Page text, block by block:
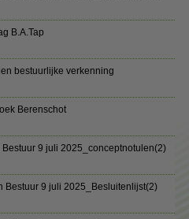
B.A.Tap
bestuurlijke verkenning
Berenschot
9 juli 2025_conceptnotulen(2)
Bestuur 9 juli 2025_Besluitenlijst(2)